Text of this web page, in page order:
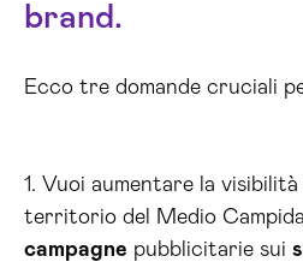
brand.
Ecco tre domande cruciali
1. Vuoi aumentare la
territorio del Medio
campagne pubblicitarie sui